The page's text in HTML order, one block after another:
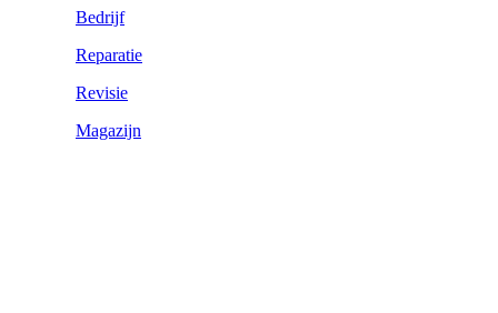
Bedrijf
Reparatie
Revisie
Magazijn